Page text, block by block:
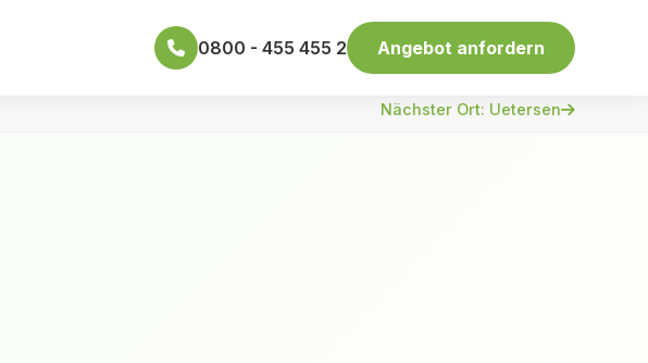
0800 - 455 455 2 Angebot anfordern
Nächster Ort: Uetersen